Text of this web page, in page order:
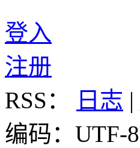
登入
注册
RSS：
日志 |
编码：UTF-8